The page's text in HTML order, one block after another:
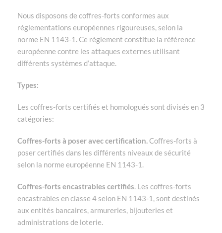
Nous disposons de coffres-forts conformes aux
réglementations européennes rigoureuses, selon la
norme EN 1143-1. Ce règlement constitue la référence
européenne contre les attaques externes utilisant
différents systèmes d’attaque.
Types:
Les coffres-forts certifiés et homologués sont divisés en 3
catégories:
Coffres-forts à poser avec certification.Coffres-forts à
poser certifiés dans les différents niveaux de sécurité
selon la norme européenne EN 1143-1.
Coffres-forts encastrables certifiés. Les coffres-forts
encastrables en classe 4 selon EN 1143-1, sont destinés
aux entités bancaires, armureries, bijouteries et
administrations de loterie.